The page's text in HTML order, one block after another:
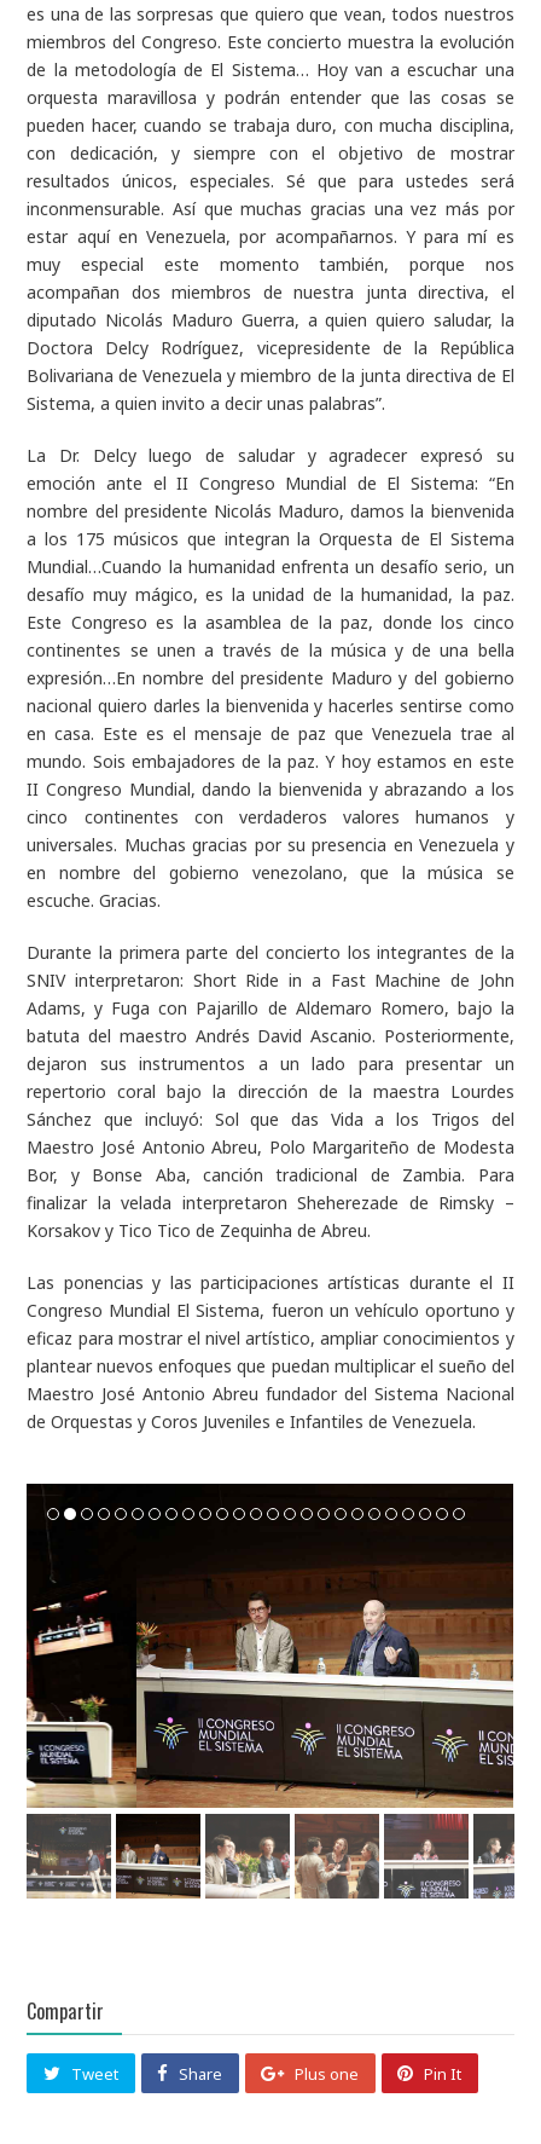
es una de las sorpresas que quiero que vean, todos nuestros
miembros del Congreso. Este concierto muestra la evolución
de la metodología de El Sistema… Hoy van a escuchar una
orquesta maravillosa y podrán entender que las cosas se
pueden hacer, cuando se trabaja duro, con mucha disciplina,
con dedicación, y siempre con el objetivo de mostrar
resultados únicos, especiales. Sé que para ustedes será
inconmensurable. Así que muchas gracias una vez más por
estar aquí en Venezuela, por acompañarnos. Y para mí es
muy especial este momento también, porque nos
acompañan dos miembros de nuestra junta directiva, el
diputado Nicolás Maduro Guerra, a quien quiero saludar, la
Doctora Delcy Rodríguez, vicepresidente de la República
Bolivariana de Venezuela y miembro de la junta directiva de El
Sistema,a quien invito a decir unas palabras”.
La Dr. Delcy luego de saludar y agradecer expresó su
emoción ante el II Congreso Mundial de El Sistema: “En
nombre del presidente Nicolás Maduro, damos la bienvenida
a los 175 músicos que integran la Orquesta de El Sistema
Mundial…Cuando la humanidad enfrenta un desafío serio, un
desafío muy mágico, es la unidad de la humanidad, la paz.
Este Congreso es la asamblea de la paz, donde los cinco
continentes se unen a través de la música y de una bella
expresión…En nombre del presidente Maduro y del gobierno
nacional quiero darles la bienvenida y hacerles sentirse como
en casa. Este es el mensaje de paz que Venezuela trae al
mundo. Sois embajadores de la paz. Y hoy estamos en este
II Congreso Mundial, dando la bienvenida y abrazando a los
cinco continentes con verdaderos valores humanos y
universales. Muchas gracias por su presencia en Venezuela y
en nombre del gobierno venezolano, que la música se
escuche. Gracias.
Durante la primera parte del concierto los integrantes de la
SNIV interpretaron: Short Ride in a Fast Machine de John
Adams, y Fuga con Pajarillo de Aldemaro Romero, bajo la
batuta del maestro Andrés David Ascanio. Posteriormente,
dejaron sus instrumentos a un lado para presentar un
repertorio coral bajo la dirección de la maestra Lourdes
Sánchez que incluyó: Sol que das Vida a los Trigos del
Maestro José Antonio Abreu, Polo Margariteño de Modesta
Bor, y Bonse Aba, canción tradicional de Zambia. Para
finalizar la velada interpretaronSheherezade de Rimsky –
Korsakov y Tico Tico de Zequinha de Abreu.
Las ponencias y las participaciones artísticas durante el II
Congreso Mundial El Sistema, fueron un vehículo oportuno y
eficaz para mostrar el nivel artístico, ampliar conocimientos y
plantear nuevos enfoques que puedan multiplicar el sueño del
Maestro José Antonio Abreu fundador del Sistema Nacional
de Orquestas y Coros Juveniles e Infantiles de Venezuela.
Compartir
Tweet Share Plus one Pin It